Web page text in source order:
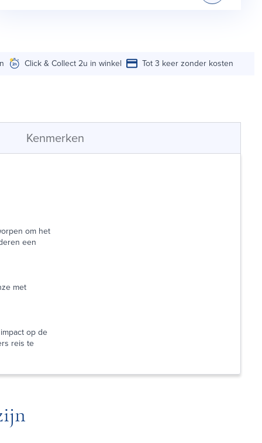
Click & Collect 2u in winkel Tot 3 keer zonder kosten
Kenmerken
om het
een
met
op de
reis te